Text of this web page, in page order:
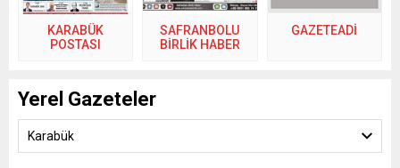
KARABÜK
POSTASI
SAFRANBOLU
BİRLİK HABER
GAZETEADI
Yerel Gazeteler
Karabük